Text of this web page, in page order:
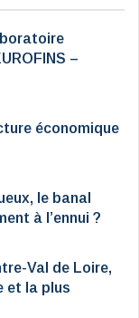
–
économique
le banal
à l’ennui ?
Val de Loire,
et la plus